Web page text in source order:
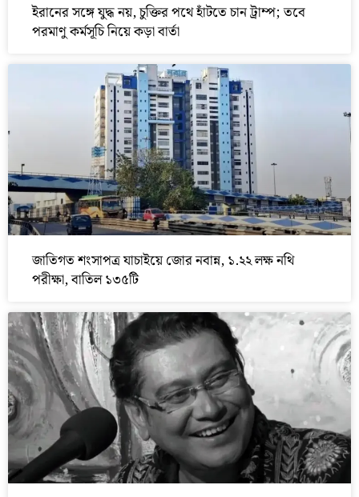
ইরানের সঙ্গে যুদ্ধ নয়, চুক্তির পথে হাঁটতে চান ট্রাম্প; তবে
পরমাণু কর্মসূচি নিয়ে কড়া বার্তা
জাতিগত শংসাপত্র যাচাইয়ে জোর নবান্ন, ১.২২ লক্ষ নথি
পরীক্ষা, বাতিল ১৩৫টি